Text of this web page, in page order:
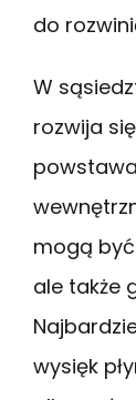
do
W
rozwija
mogą
ale także
wysięk